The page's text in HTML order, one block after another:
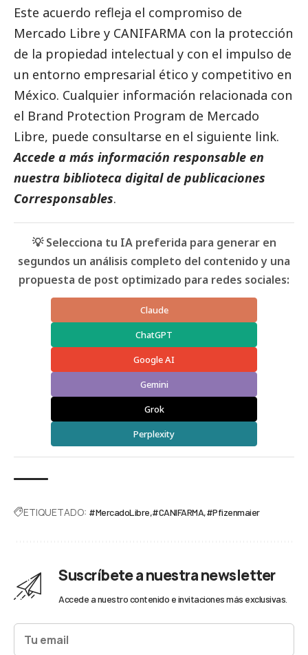
Este acuerdo refleja el compromiso de
Mercado Libre y CANIFARMA con la protección
de la propiedad intelectual y con el impulso de
un entorno empresarial ético y competitivo en
México. Cualquier información relacionada con
el Brand Protection Program de Mercado
Libre, puede consultarse en el siguiente link.
Accede a más información responsable en
nuestra biblioteca digital de publicaciones
Corresponsables.
💡 Selecciona tu IA preferida para generar en
segundos un análisis completo del contenido y una
propuesta de post optimizado para redes sociales:
Claude
ChatGPT
Google AI
Gemini
Grok
Perplexity
ETIQUETADO: #MercadoLibre #CANIFARMA #Pfizenmaier
Suscríbete a nuestra newsletter
Accede a nuestro contenido e invitaciones más exclusivas.